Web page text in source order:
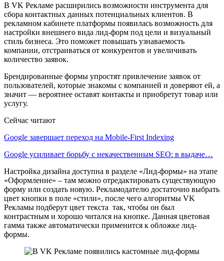
В VK Рекламе расширились возможности инструмента для
сбора контактных данных потенциальных клиентов. В
рекламном кабинете платформы появилась возможность для
настройки внешнего вида лид-форм под цели и визуальный
стиль бизнеса. Это поможет повышать узнаваемость
компании, отстраиваться от конкурентов и увеличивать
количество заявок.
Брендированные формы упростят привлечение заявок от
пользователей, которые знакомы с компанией и доверяют ей, а
значит — вероятнее оставят контакты и приобретут товар или
услугу.
Сейчас читают
Google завершает переход на Mobile-First Indexing
Google усиливает борьбу с некачественным SEO: в выдаче…
Настройка дизайна доступна в разделе «Лид-формы» на этапе
«Оформление» – там можно отредактировать существующую
форму или создать новую. Рекламодателю достаточно выбрать
цвет кнопки в поле «стили», после чего алгоритмы VK
Рекламы подберут цвет текста так, чтобы он был
контрастным и хорошо читался на кнопке. Данная цветовая
гамма также автоматически применится к обложке лид-
формы.